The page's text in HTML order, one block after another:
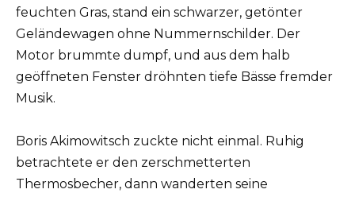
feuchten Gras, stand ein schwarzer, getönter
Geländewagen ohne Nummernschilder. Der
Motor brummte dumpf, und aus dem halb
geöffneten Fenster dröhnten tiefe Bässe fremder
Musik.
Boris Akimowitsch zuckte nicht einmal. Ruhig
betrachtete er den zerschmetterten
Thermosbecher, dann wanderten seine